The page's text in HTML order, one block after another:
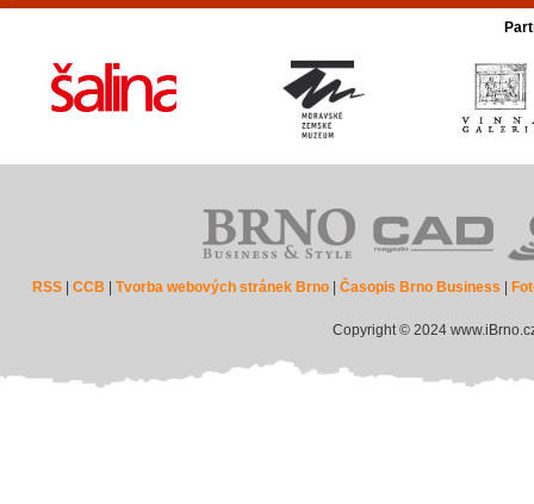
RSS |CCB |Tvorba webových stránek Brno |Časopis Brno Business
Copyright © 2024